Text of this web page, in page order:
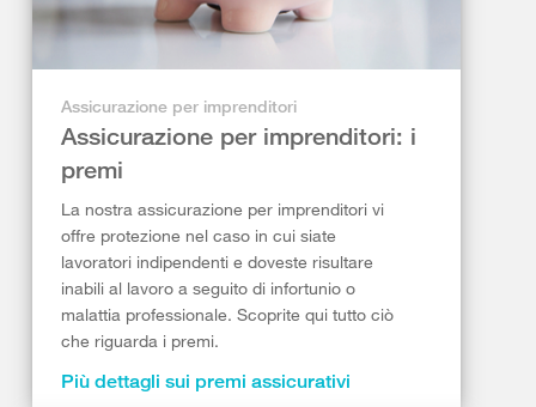
Assicurazione per imprenditori
Assicurazione per imprenditori: i
premi
La nostra assicurazione per imprenditori vi
offre protezione nel caso in cui siate
lavoratori indipendenti e doveste risultare
inabili al lavoro a seguito di infortunio o
malattia professionale. Scoprite qui tutto ciò
che riguarda i premi.
Più dettagli sui premi assicurativi